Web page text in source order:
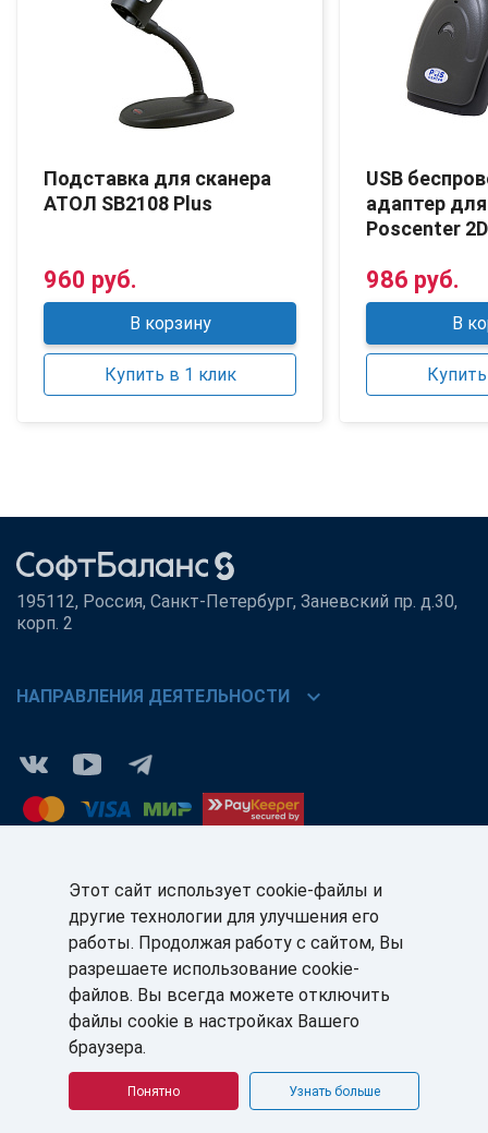
Подставка для сканера
АТОЛ SB2108 Plus
960 руб.
В корзину
Купить в 1 клик
USB
адаптер
Poscenter
986 руб.
В
195112, Россия, Санкт-Петербург, Заневский пр. д.30,
корп. 2
НАПРАВЛЕНИЯ ДЕЯТЕЛЬНОСТИ chevron_right
КЛИЕНТАМ:
+7 (812) 327-5141
sale@sb-sale.ru
ПАРТНЁРАМ:
+7 (812) 327-5025
partner@softbalance.ru
© ГК «СофтБаланс» 2008–2026 г. Все права защищены.
Этот сайт использует cookie-файлы и
другие технологии для улучшения его
работы. Продолжая работу с сайтом, Вы
разрешаете использование cookie-
файлов. Вы всегда можете отключить
файлы cookie в настройках Вашего
браузера.
Понятно Узнать больше